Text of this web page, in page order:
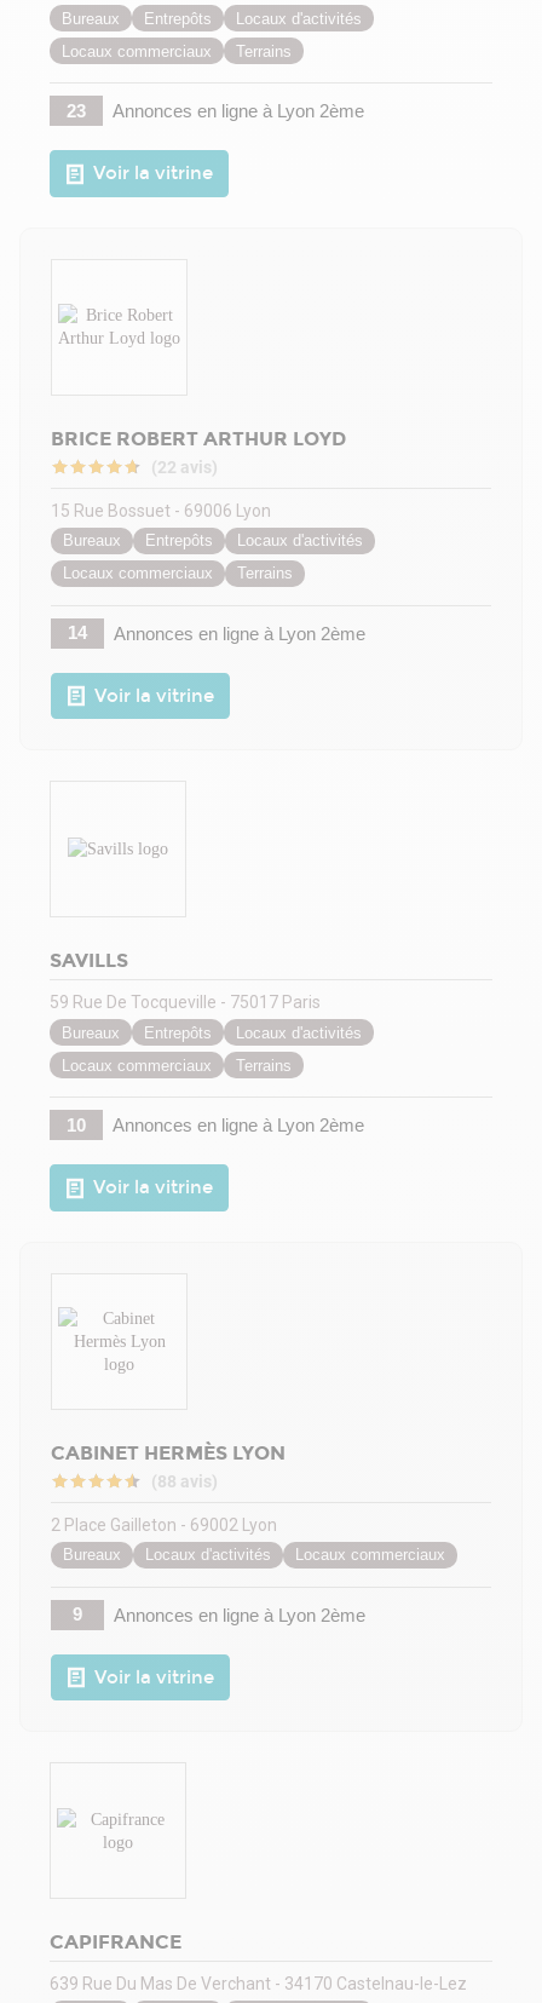
Bureaux Entrepôts
Locaux d'activités
Locaux commerciaux
Terrains
23 Annonces en ligneà Lyon 2ème
Voir la vitrine
BRICE ROBERT ARTHUR LOYD
(22 avis)
15 Rue Bossuet - 69006 Lyon
Bureaux Entrepôts
Locaux d'activités
Locaux commerciaux
Terrains
14 Annonces en ligneà Lyon 2ème
Voir la vitrine
SAVILLS
59 Rue De Tocqueville - 75017 Paris
Bureaux Entrepôts
Locaux d'activités
Locaux commerciaux
Terrains
10 Annonces en ligneà Lyon 2ème
Voir la vitrine
CABINET HERMÈS LYON
(88 avis)
2 Place Gailleton - 69002 Lyon
Bureaux Locaux d'activités Locaux commerciaux
9 Annonces en ligneà Lyon 2ème
Voir la vitrine
CAPIFRANCE
639 Rue Du Mas De Verchant - 34170 Castelnau-le-Lez